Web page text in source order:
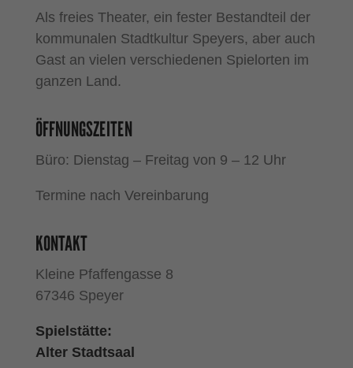
Als freies Theater, ein fester Bestandteil der
kommunalen Stadtkultur Speyers, aber auch
Gast an vielen verschiedenen Spielorten im
ganzen Land.
ÖFFNUNGSZEITEN
Büro: Dienstag – Freitag von 9 – 12 Uhr
Termine nach Vereinbarung
KONTAKT
Kleine Pfaffengasse 8
67346 Speyer
Spielstätte:
Alter Stadtsaal